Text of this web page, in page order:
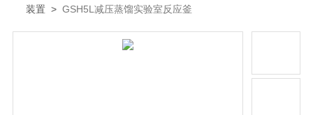
装置 >GSH5L减压蒸馏实验室反应釜